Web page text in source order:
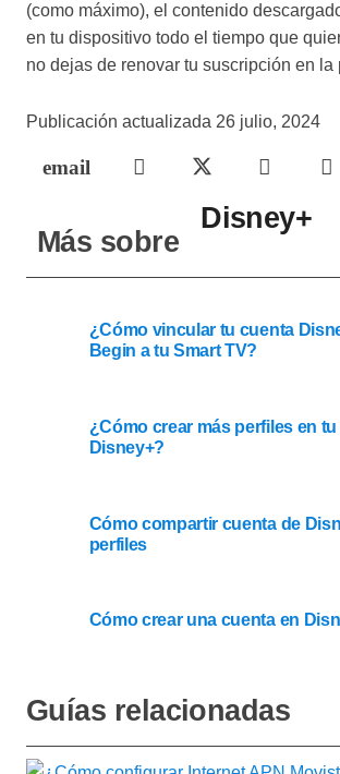
(como máximo), el contenido
en tu dispositivo todo el tiempo que
no dejas de renovar tu suscripción en la
Publicación actualizada 26 julio, 2024
Más sobre
Disney+
¿Cómo vincular tu cuenta
Begin a tu Smart TV?
¿Cómo crear más perfiles en
Disney+?
Cómo compartir cuenta de
perfiles
Cómo crear una cuenta en
Guías relacionadas